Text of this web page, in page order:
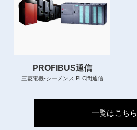
PROFIBUS通信
三菱電機-シーメンス PLC間通信
一覧はこちら